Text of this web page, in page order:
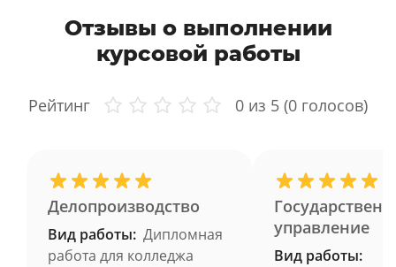
Отзывы о выполнении
курсовой работы
Рейтинг 0 из 5 (0 голосов)
Делопроизводство
Вид работы: Дипломная
работа для колледжа
управление
Вид работы: